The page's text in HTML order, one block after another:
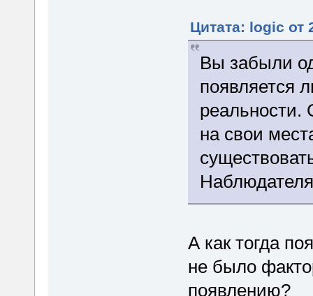
Цитата: logic от
Вы забыли
появляется
реальности.
на свои
А как тогда
не было
появлению?